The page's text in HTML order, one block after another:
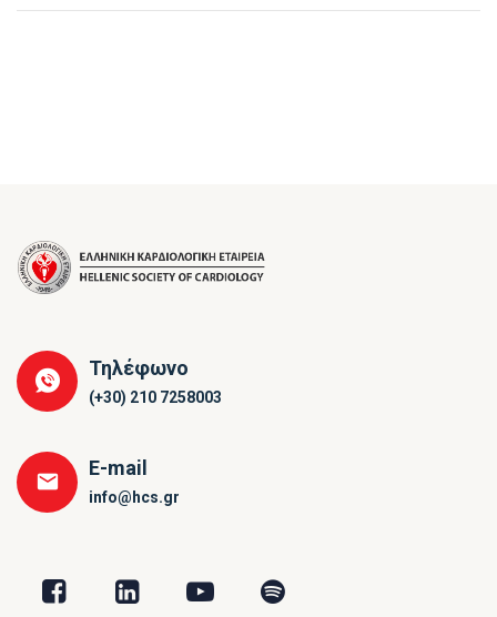
Τηλέφωνο
(+30) 210 7258003
E-mail
info@hcs.gr